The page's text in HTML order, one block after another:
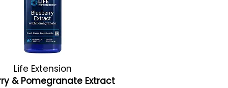
Life Extension
& Pomegranate Extract